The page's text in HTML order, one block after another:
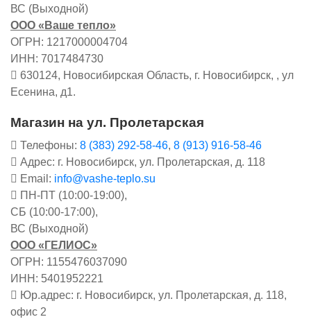
ВС (Выходной)
ООО «Ваше тепло»
ОГРН: 1217000004704
ИНН: 7017484730
630124, Новосибирская Область, г. Новосибирск, , ул
Есенина, д1.
Магазин на ул. Пролетарская
Телефоны: 8 (383) 292-58-46, 8 (913) 916-58-46
Адрес: г. Новосибирск, ул. Пролетарская, д. 118
Email: info@vashe-teplo.su
ПН-ПТ (10:00-19:00),
СБ (10:00-17:00),
ВС (Выходной)
ООО «ГЕЛИОС»
ОГРН: 1155476037090
ИНН: 5401952221
Юр.адрес: г. Новосибирск, ул. Пролетарская, д. 118,
офис 2